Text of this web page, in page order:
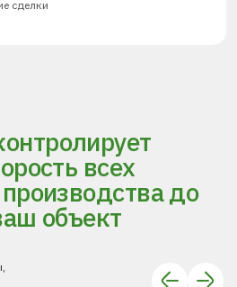
сделки
всех
до
объект